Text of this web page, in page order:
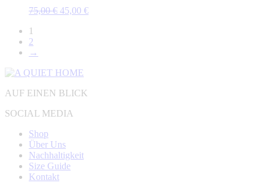
75,00€ Ursprünglicher
45,00 €Aktueller
1
2
→
AUF EINEN BLICK
SOCIAL MEDIA
Shop
Über Uns
Nachhaltigkeit
Size Guide
Kontakt